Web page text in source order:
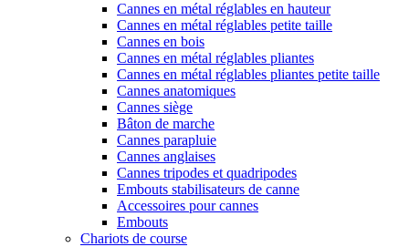
Cannes en métal réglables en hauteur
Cannes en métal réglables petite taille
Cannes en bois
Cannes en métal réglables pliantes
Cannes en métal réglables pliantes petite taille
Cannes anatomiques
Cannes siège
Bâton de marche
Cannes parapluie
Cannes anglaises
Cannes tripodes et quadripodes
Embouts stabilisateurs de canne
Accessoires pour cannes
Embouts
Chariots de course